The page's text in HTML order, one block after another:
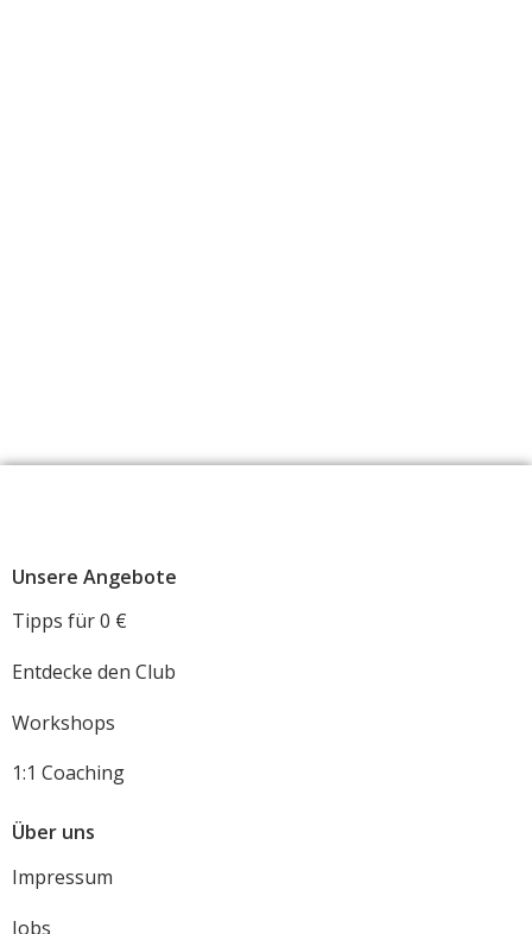
Unsere Angebote
Tipps für 0 €
Entdecke den Club
Workshops
1:1 Coaching
Über uns
Impressum
Jobs